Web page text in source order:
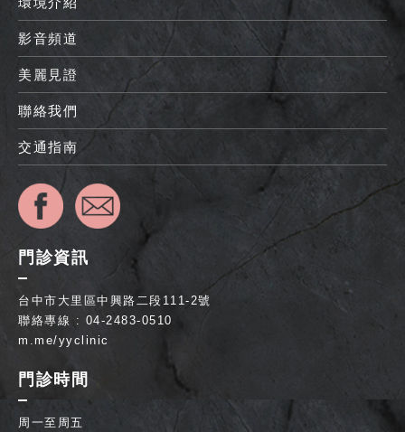
影音頻道
美麗見證
聯絡我們
交通指南
門診資訊
台中市大里區中興路二段111-2號
聯絡專線 : 04-2483-0510
m.me/yyclinic
門診時間
周一至周五